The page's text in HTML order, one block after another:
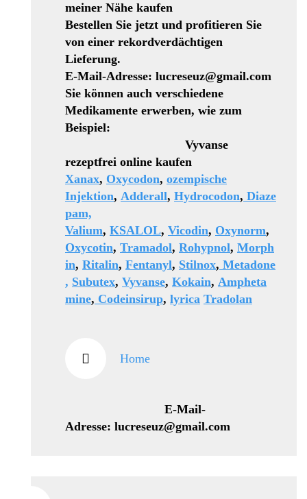
meiner Nähe kaufen
Bestellen Sie jetzt und profitieren Sie
von einer rekordverdächtigen
Lieferung.
E-Mail-Adresse: lucreseuz@gmail.com
Sie können auch verschiedene
Medikamente erwerben, wie zum
Beispiel:
Vyvanse
rezeptfrei online kaufen
Xanax, Oxycodon, ozempische
Injektion, Adderall, Hydrocodon, Diaze
pam,
Valium, KSALOL, Vicodin, Oxynorm,
Oxycotin, Tramadol, Rohypnol, Morph
in, Ritalin, Fentanyl, Stilnox, Metadone
, Subutex, Vyvanse, Kokain, Ampheta
mine, Codeinsirup, lyrica Tradolan
Home
E-Mail-
Adresse: lucreseuz@gmail.com